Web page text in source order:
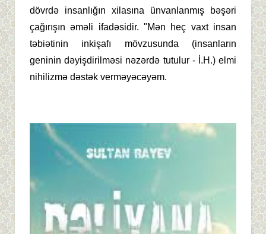
dövrdə insanlığın xilasına ünvanlanmış bəşəri
çağırışın əməli ifadəsidir. "Mən heç vaxt insan
təbiətinin inkişafı mövzusunda (insanların
geninin dəyişdirilməsi nəzərdə tutulur - İ.H.) elmi
nihilizmə dəstək verməyəcəyəm.